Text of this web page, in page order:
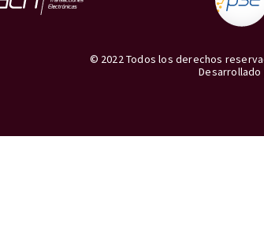
© 2022 Todos los derechos